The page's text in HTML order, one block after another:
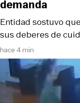
hace 4 min
Entidad sostuvo
sus deberes de
demanda